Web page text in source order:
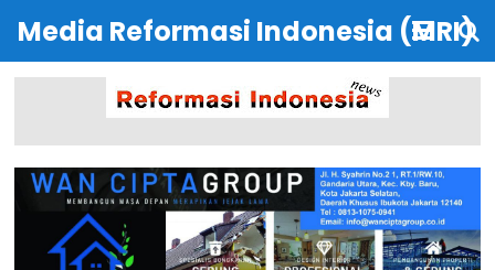
Media Reformasi Indonesia (MRI)